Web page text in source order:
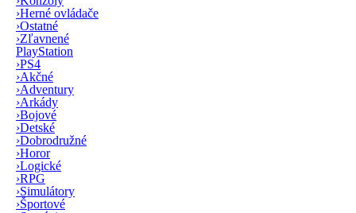
›Herné ovládače
›Ostatné
›Zľavnené
PlayStation
›PS4
›Akčné
›Adventury
›Arkády
›Bojové
›Detské
›Dobrodružné
›Horor
›Logické
›RPG
›Simulátory
›Športové